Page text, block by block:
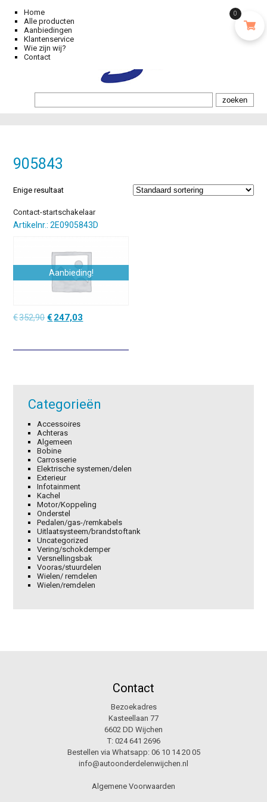
Home
Alle producten
Aanbiedingen
Klantenservice
Wie zijn wij?
Contact
905843
Enige resultaat
Contact-startschakelaar
Artikelnr.: 2E0905843D
Aanbieding!
€352,90Oorspronkelijke
€352,90.
€ 247,03
€247,03.
Categorieën
Accessoires
Achteras
Algemeen
Bobine
Carrosserie
Elektrische systemen/delen
Exterieur
Infotainment
Kachel
Motor/Koppeling
Onderstel
Pedalen/gas-/remkabels
Uitlaatsysteem/brandstoftank
Uncategorized
Vering/schokdemper
Versnellingsbak
Vooras/stuurdelen
Wielen/ remdelen
Wielen/remdelen
Contact
Bezoekadres
Kasteellaan 77
6602 DD Wijchen
T: 024 641 2696
Bestellen via Whatsapp: 06 10 14 20 05
info@autoonderdelenwijchen.nl
Algemene Voorwaarden
0